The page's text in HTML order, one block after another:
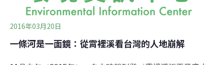
2016年03月20日
一條河是一面鏡：從霄裡溪看台灣的人地崩解